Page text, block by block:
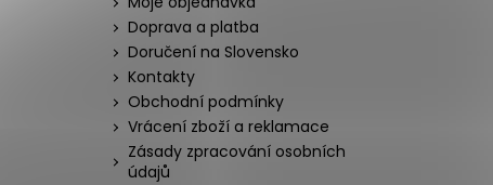
Doprava a platba
Doručení na Slovensko
Kontakty
Obchodní podmínky
Vrácení zboží a reklamace
Zásady zpracování osobních
údajů